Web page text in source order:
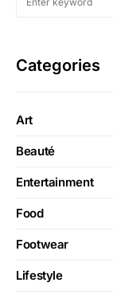
Categories
Art
Beauté
Entertainment
Food
Footwear
Lifestyle